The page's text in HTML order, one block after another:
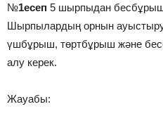
№1есеп 5 шырпыдан
Шырпылардың орнын ауыстыру
үшбұрыш, төртбұрыш және
алу керек.
Жауабы: